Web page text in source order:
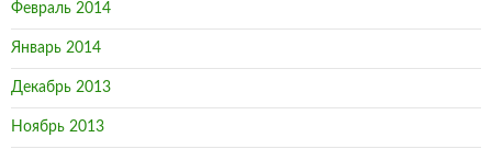
Февраль 2014
Январь 2014
Декабрь 2013
Ноябрь 2013